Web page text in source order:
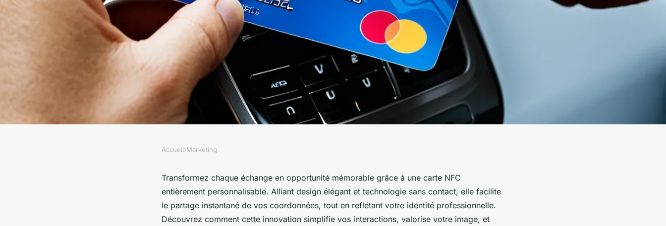
Maximisez l'impact de vos contacts
avec une carte nfc unique
Accueil›Marketing
Transformez chaque échange en opportunité mémorable grâce à une carte NFC
entièrement personnalisable. Alliant design élégant et technologie sans contact, elle facilite
le partage instantané de vos coordonnées, tout en reflétant votre identité professionnelle.
Découvrez comment cette innovation simplifie vos interactions, valorise votre image, et